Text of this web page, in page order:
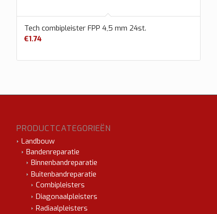
Tech combipleister FPP 4,5 mm 24st.
€1.74
PRODUCTCATEGORIEËN
Landbouw
Bandenreparatie
Binnenbandreparatie
Buitenbandreparatie
Combipleisters
Diagonaalpleisters
Radiaalpleisters